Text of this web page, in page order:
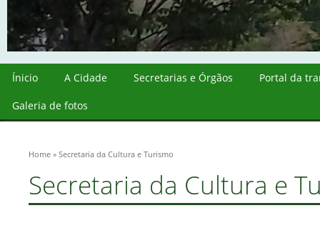
Ínicio A Cidade Secretarias e Órgãos Portal da
Galeria de fotos
Home » Secretaria da Cultura e Turismo
Secretaria da Cultura e